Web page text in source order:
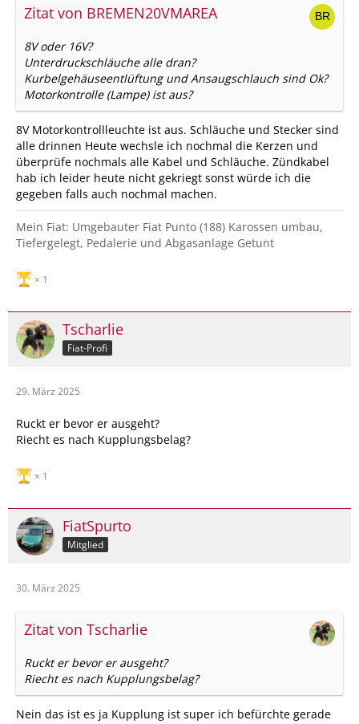
Zitat von BREMEN20VMAREA
8V oder 16V?
Unterdruckschläuche alle dran?
Kurbelgehäuseentlüftung und Ansaugschlauch sind Ok?
Motorkontrolle (Lampe) ist aus?
8V Motorkontrollleuchte ist aus. Schläuche und Stecker sind
alle drinnen Heute wechsle ich nochmal die Kerzen und
überprüfe nochmals alle Kabel und Schläuche. Zündkabel
hab ich leider heute nicht gekriegt sonst würde ich die
gegeben falls auch nochmal machen.
Mein Fiat: Umgebauter Fiat Punto (188) Karossen umbau,
Tiefergelegt, Pedalerie und Abgasanlage Getunt
1
Tscharlie
Fiat-Profi
29. März 2025
Ruckt er bevor er ausgeht?
Riecht es nach Kupplungsbelag?
1
FiatSpurto
Mitglied
30. März 2025
Zitat von Tscharlie
Ruckt er bevor er ausgeht?
Riecht es nach Kupplungsbelag?
Nein das ist es ja Kupplung ist super ich befürchte gerade